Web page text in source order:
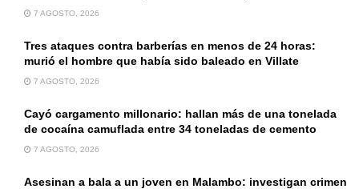
7 AGOSTO, 2026
Tres ataques contra barberías en menos de 24 horas:
murió el hombre que había sido baleado en Villate
7 AGOSTO, 2026
Cayó cargamento millonario: hallan más de una tonelada
de cocaína camuflada entre 34 toneladas de cemento
7 AGOSTO, 2026
Asesinan a bala a un joven en Malambo: investigan crimen